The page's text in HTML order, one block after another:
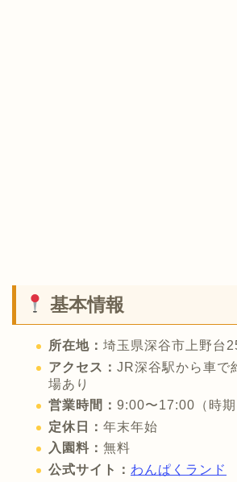
基本情報
所在地： 埼玉県深谷市上野台
アクセス： JR深谷駅から車で
場あり
営業時間： 9:00〜17:00（時期
定休日： 年末年始
入園料： 無料
公式サイト： わんぱくランド